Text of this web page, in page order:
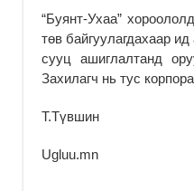
“Буянт-Ухаа”
төв байгуулагдахаар
сууц ашиглалтанд
Захилагч нь тус
Т.Түвшин
Ugluu.mn